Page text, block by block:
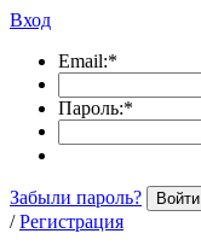
Вход
Email:*
Пароль:*
Забыли пароль? Войти
/ Регистрация